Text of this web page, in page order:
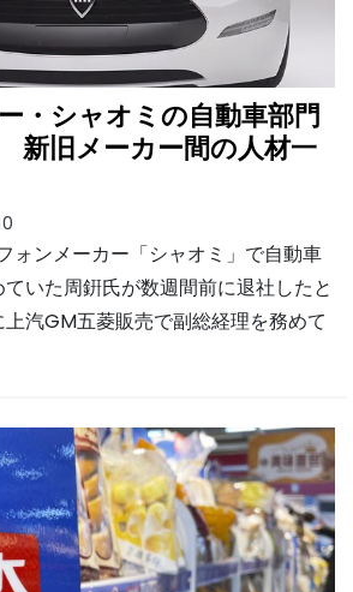
・シャオミの自動車部門
新旧メーカー間の人材一
ォンメーカー「シャオミ」で自動車
いた周銒氏が数週間前に退社したと
汽GM五菱販売で副総経理を務めて